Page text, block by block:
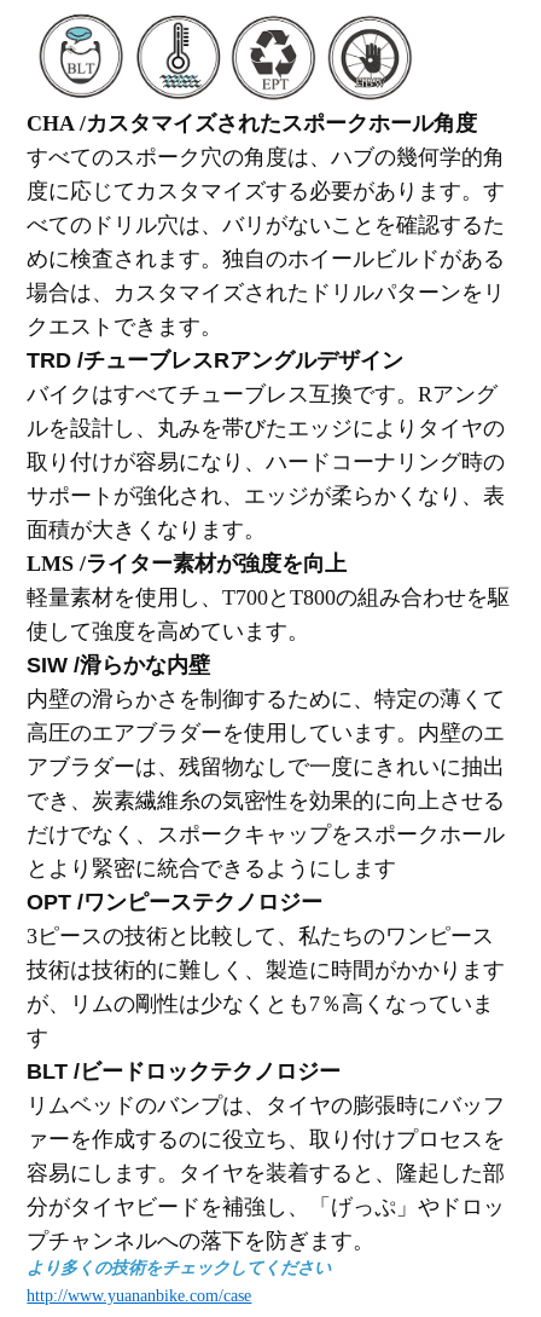
CHA /カスタマイズされたスポークホール角度
すべてのスポーク穴の角度は、ハブの幾何学的角
度に応じてカスタマイズする必要があります。す
べてのドリル穴は、バリがないことを確認するた
めに検査されます。独自のホイールビルドがある
場合は、カスタマイズされたドリルパターンをリ
クエストできます。
TRD /チューブレスRアングルデザイン
バイクはすべてチューブレス互換です。Rアング
ルを設計し、丸みを帯びたエッジによりタイヤの
取り付けが容易になり、ハードコーナリング時の
サポートが強化され、エッジが柔らかくなり、表
面積が大きくなります。
LMS /ライター素材が強度を向上
軽量素材を使用し、T700とT800の組み合わせを駆
使して強度を高めています。
SIW /滑らかな内壁
内壁の滑らかさを制御するために、特定の薄くて
高圧のエアブラダーを使用しています。内壁のエ
アブラダーは、残留物なしで一度にきれいに抽出
でき、炭素繊維糸の気密性を効果的に向上させる
だけでなく、スポークキャップをスポークホール
とより緊密に統合できるようにします
OPT /ワンピーステクノロジー
3ピースの技術と比較して、私たちのワンピース
技術は技術的に難しく、製造に時間がかかります
が、リムの剛性は少なくとも7％高くなっていま
す
BLT /ビードロックテクノロジー
リムベッドのバンプは、タイヤの膨張時にバッフ
ァーを作成するのに役立ち、取り付けプロセスを
容易にします。タイヤを装着すると、隆起した部
分がタイヤビードを補強し、「げっぷ」やドロッ
プチャンネルへの落下を防ぎます。
より多くの技術をチェックしてください
http://www.yuananbike.com/case